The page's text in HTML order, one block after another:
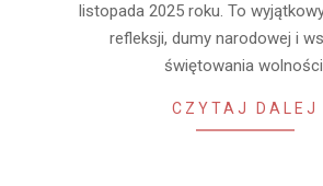
listopada 2025 roku. To
refleksji, dumy narodowej i
świętowania
CZYTAJ DALEJ